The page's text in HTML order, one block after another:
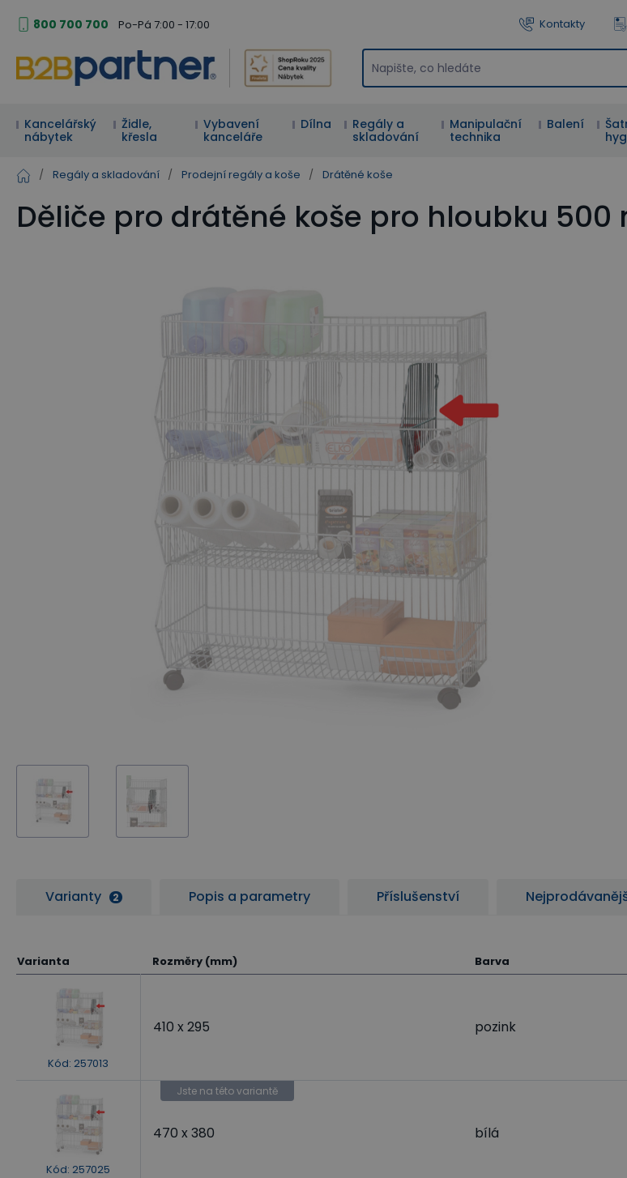
800 700 700 Po-Pá 7:00 - 17:00 Kontakty
Kancelářský
nábytek
Židle,
křesla
Vybavení
kanceláře
Dílna
Regály a
skladování
Manipulační
technika
Balení
/ Regály a skladování / Prodejní regály a koše / Drátěné koše
Děliče pro drátěné koše pro hloubku 500
Varianty 2 Popis a parametry Příslušenství
Varianta Rozměry (mm) Barva
Kód: 257013
410 x 295 pozink
Kód: 257025
Jste na této variantě
470 x 380 bílá